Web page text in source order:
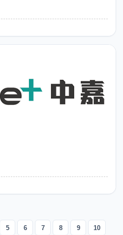
5 6 7 8 9 10